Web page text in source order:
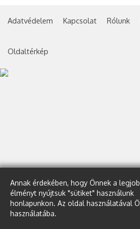
Annak érdekében, hogy Önnek a
élményt nyújtsuk "sütiket" használunk
honlapunkon. Az oldal használatával
használatába.
Adatvédelem Kapcsolat Rólunk
Oldaltérkép